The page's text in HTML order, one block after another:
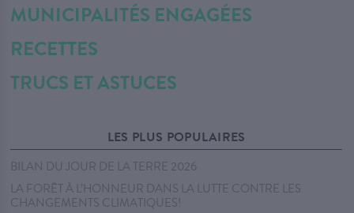
MUNICIPALITÉS ENGAGÉES
RECETTES
TRUCS ET ASTUCES
LES PLUS POPULAIRES
BILAN DU JOUR DE LA TERRE 2026
LA FORÊT À L’HONNEUR DANS LA LUTTE CONTRE LES
CHANGEMENTS CLIMATIQUES!